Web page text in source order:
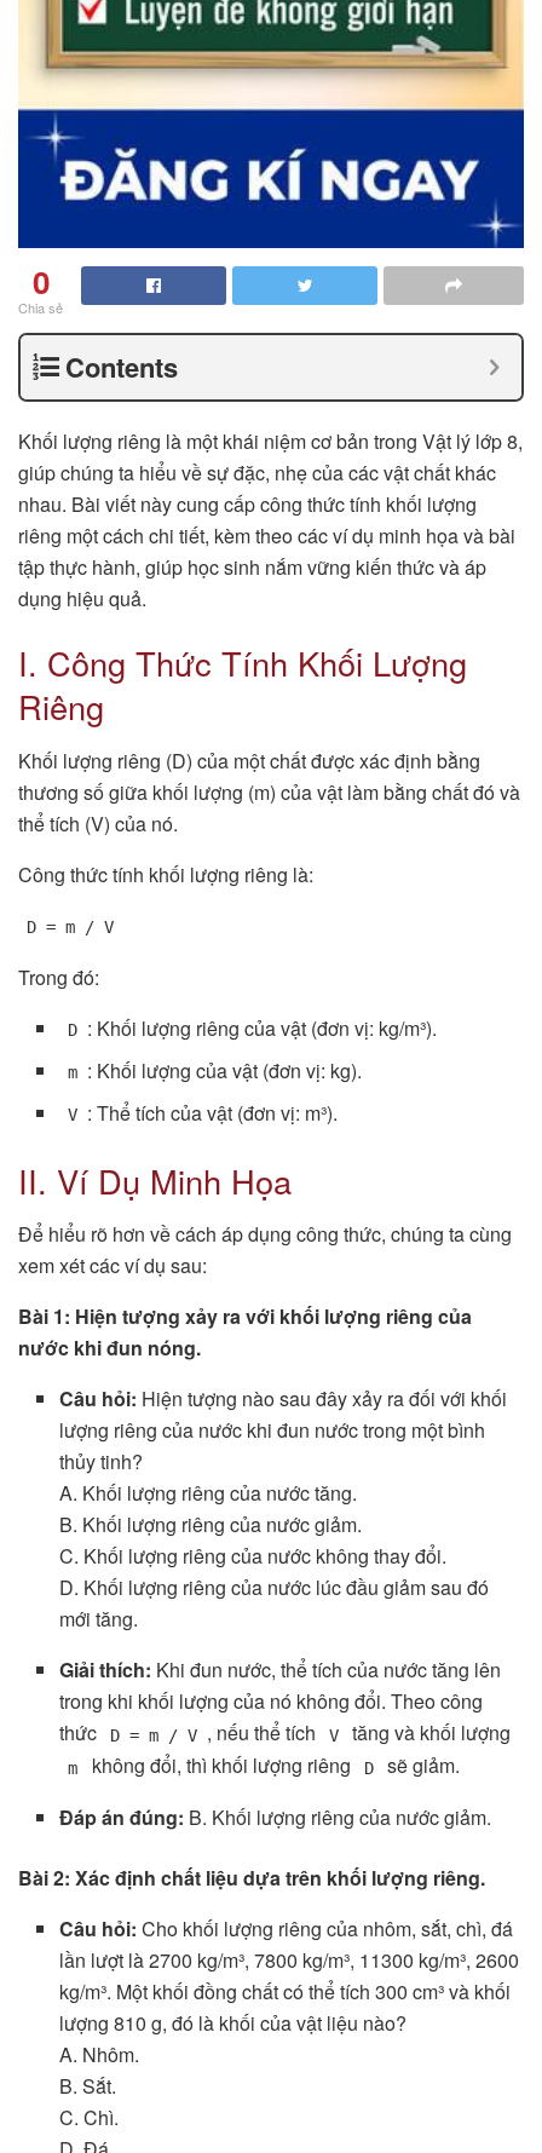
0
Chia sẻ
Contents
Khối lượng riêng là một khái niệm cơ bản trong Vật lý lớp 8,
giúp chúng ta hiểu về sự đặc, nhẹ của các vật chất khác
nhau. Bài viết này cung cấp công thức tính khối lượng
riêng một cách chi tiết, kèm theo các ví dụ minh họa và bài
tập thực hành, giúp học sinh nắm vững kiến thức và áp
dụng hiệu quả.
I. Công Thức Tính Khối Lượng
Riêng
Khối lượng riêng (D) của một chất được xác định bằng
thương số giữa khối lượng (m) của vật làm bằng chất đó và
thể tích (V) của nó.
Công thức tính khối lượng riêng là:
D = m / V
Trong đó:
D : Khối lượng riêng của vật (đơn vị: kg/m³).
m : Khối lượng của vật (đơn vị: kg).
V : Thể tích của vật (đơn vị: m³).
II. Ví Dụ Minh Họa
Để hiểu rõ hơn về cách áp dụng công thức, chúng ta cùng
xem xét các ví dụ sau:
Bài 1: Hiện tượng xảy ra với khối lượng riêng của
nước khi đun nóng.
Câu hỏi: Hiện tượng nào sau đây xảy ra đối với khối
lượng riêng của nước khi đun nước trong một bình
thủy tinh?
A. Khối lượng riêng của nước tăng.
B. Khối lượng riêng của nước giảm.
C. Khối lượng riêng của nước không thay đổi.
D. Khối lượng riêng của nước lúc đầu giảm sau đó
mới tăng.
Giải thích: Khi đun nước, thể tích của nước tăng lên
trong khi khối lượng của nó không đổi. Theo công
thức
D = m / V , nếu thể tích V tăng và khối lượng
m không đổi, thì khối lượng riêng D
sẽ giảm.
Đáp án đúng: B. Khối lượng riêng của nước giảm.
Bài 2: Xác định chất liệu dựa trên khối lượng riêng.
Câu hỏi: Cho khối lượng riêng của nhôm, sắt, chì, đá
lần lượt là 2700 kg/m³, 7800 kg/m³, 11300 kg/m³, 2600
kg/m³. Một khối đồng chất có thể tích 300 cm³ và khối
lượng 810 g, đó là khối của vật liệu nào?
A. Nhôm.
B. Sắt.
C. Chì.